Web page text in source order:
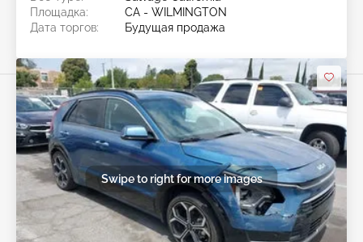
Площадка:
CA - WILMINGTON
Дата торгов:
Будущая продажа
Swipe to right for more images